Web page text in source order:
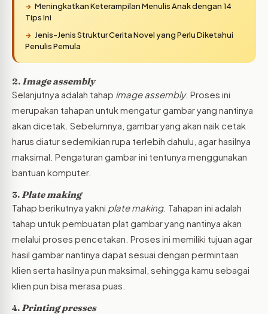
Meningkatkan Keterampilan Menulis Anak dengan 14
Tips Ini
Jenis-Jenis Struktur Cerita Novel yang Perlu Diketahui
Penulis Pemula
2. Image assembly
Selanjutnya adalah tahap image assembly. Proses ini
merupakan tahapan untuk mengatur gambar yang nantinya
akan dicetak. Sebelumnya, gambar yang akan naik cetak
harus diatur sedemikian rupa terlebih dahulu, agar hasilnya
maksimal. Pengaturan gambar ini tentunya menggunakan
bantuan komputer.
3. Plate making
Tahap berikutnya yakni plate making. Tahapan ini adalah
tahap untuk pembuatan plat gambar yang nantinya akan
melalui proses pencetakan. Proses ini memiliki tujuan agar
hasil gambar nantinya dapat sesuai dengan permintaan
klien serta hasilnya pun maksimal, sehingga kamu sebagai
klien pun bisa merasa puas.
4. Printing presses